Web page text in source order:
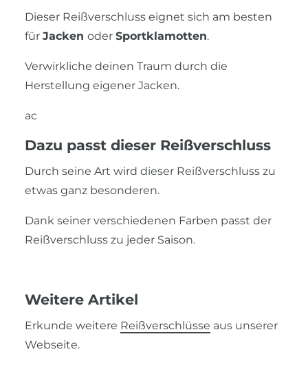
Dieser Reißverschluss eignet sich am besten
für Jacken oder Sportklamotten.
Verwirkliche deinen Traum durch die
Herstellung eigener Jacken.
ac
Dazu passt dieser Reißverschluss
Durch seine Art wird dieser Reißverschluss zu
etwas ganz besonderen.
Dank seiner verschiedenen Farben passt der
Reißverschluss zu jeder Saison.
Weitere Artikel
Erkunde weitere Reißverschlüsse aus unserer
Webseite.